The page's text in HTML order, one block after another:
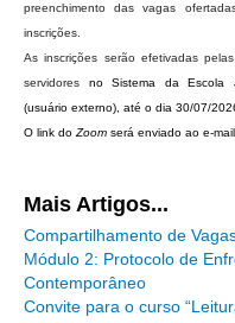
Acessibilidade
Editais de
Pontos de
Monitoramento do
Inscrições
Informe de
preenchimento das vagas
inscrições.
As inscrições serão efetivadas
servidores no Sistema da Escola
(usuário externo), até o dia 30/07/
O link doZoom será enviado ao e-
Mais Artigos...
Compartilhamento de
Módulo 2: Protocolo de
Contemporâneo
Convite para o curso